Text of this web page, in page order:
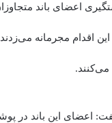
اعضای باند
مجرمانه می‌زدند و
اعضای این باند در